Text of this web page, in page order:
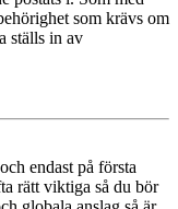
som krävs om
ställs in av
endast på första
rätt viktiga så du bör